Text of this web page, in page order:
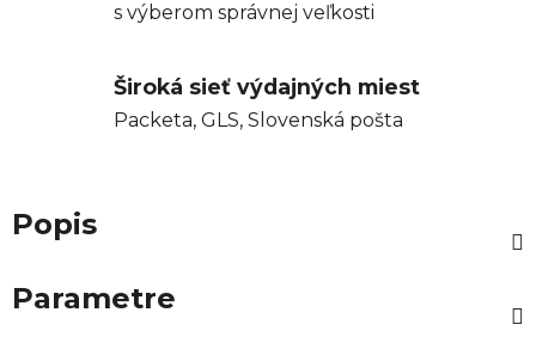
s výberom správnej veľkosti
Široká sieť výdajných miest
Packeta, GLS, Slovenská pošta
Popis
Parametre